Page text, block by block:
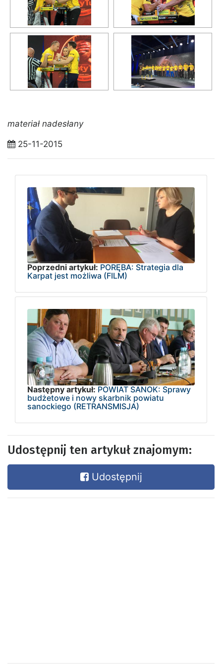
materiał nadesłany
25-11-2015
Poprzedni artykuł: PORĘBA: Strategia dla
Karpat jest możliwa (FILM)
Następny artykuł: POWIAT SANOK: Sprawy
budżetowe i nowy skarbnik powiatu
sanockiego (RETRANSMISJA)
Udostępnij ten artykuł znajomym:
Udostępnij